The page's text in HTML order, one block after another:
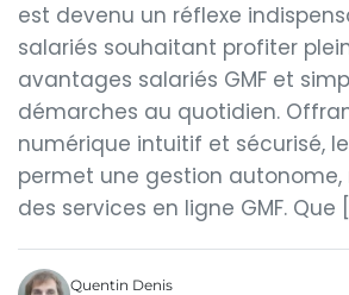
est devenu un réflexe
salariés souhaitant profiter
avantages salariés GMF et
démarches au quotidien.
numérique intuitif et sécurisé, le
permet une gestion
des services en ligne GMF. Que
Quentin Denis